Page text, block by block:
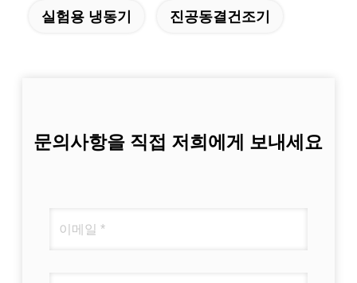
실험용 냉동기 진공동결건조기
문의사항을 직접 저희에게 보내세요